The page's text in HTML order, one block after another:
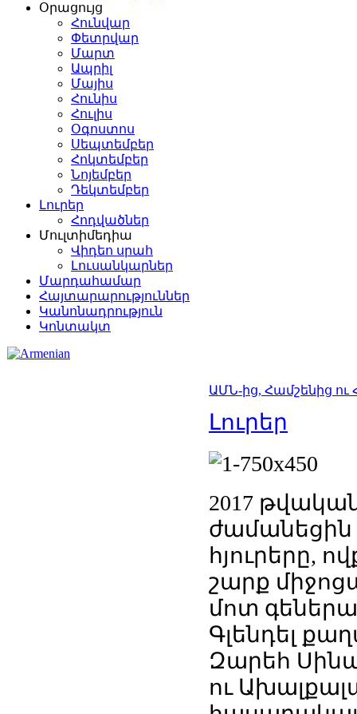
Օրացույց
Հունվար
Փետրվար
Մարտ
Ապրիլ
Մայիս
Հունիս
Հուլիս
Օգոստոս
Սեպտեմբեր
Հոկտեմբեր
Նոյեմբեր
Դեկտեմբեր
Լուրեր
Հոդվածներ
Մուլտիմեդիա
Վիդեո սրահ
Լուսանկարներ
Մարդահամար
Հայտարարություններ
Կանոնադրություն
Կոնտակտ
ԱՄՆ-ից, Համշենից
Լուրեր
2017
ժամանեցին
հյուրերը,
շարք
մոտ
Գլենդել
Զարեհ
ու